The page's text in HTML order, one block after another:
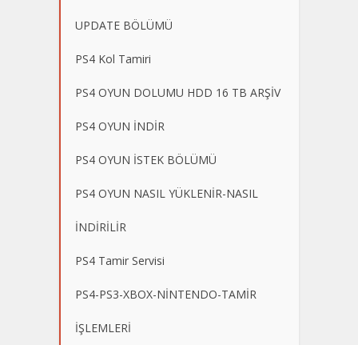
UPDATE BÖLÜMÜ
PS4 Kol Tamiri
PS4 OYUN DOLUMU HDD 16 TB ARŞİV
PS4 OYUN İNDİR
PS4 OYUN İSTEK BÖLÜMÜ
PS4 OYUN NASIL YÜKLENİR-NASIL
İNDİRİLİR
PS4 Tamir Servisi
PS4-PS3-XBOX-NİNTENDO-TAMİR
İŞLEMLERİ